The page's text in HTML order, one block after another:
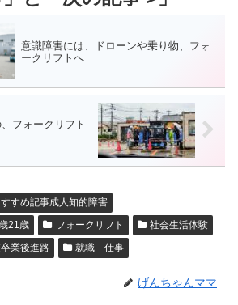
意識障害には、ドローンや乗り物、フォ
ークリフトへ
フォークリフト
すめ記事成人知的障害
21歳
フォークリフト
社会生活体験
業後進路 就職 仕事
げんちゃんママ